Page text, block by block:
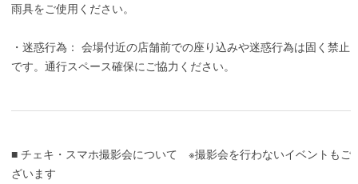
雨具をご使用ください。
・迷惑行為： 会場付近の店舗前での座り込みや迷惑行為は固く禁止
です。通行スペース確保にご協力ください。
■ チェキ・スマホ撮影会について ※撮影会を行わないイベントもご
ざいます